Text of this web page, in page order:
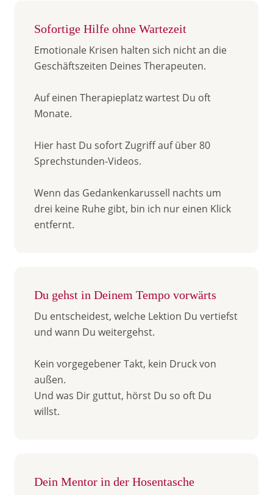
Sofortige Hilfe ohne Wartezeit
Emotionale Krisen halten sich nicht an die
Geschäftszeiten Deines Therapeuten.
Auf einen Therapieplatz wartest Du oft
Monate.
Hier hast Du sofort Zugriff auf über 80
Sprechstunden-Videos.
Wenn das Gedankenkarussell nachts um
drei keine Ruhe gibt, bin ich nur einen Klick
entfernt.
Du gehst in Deinem Tempo vorwärts
Du entscheidest, welche Lektion Du vertiefst
und wann Du weitergehst.
Kein vorgegebener Takt, kein Druck von
außen.
Und was Dir guttut, hörst Du so oft Du
willst.
Dein Mentor in der Hosentasche